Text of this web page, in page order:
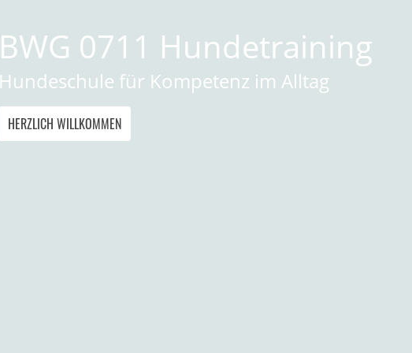
BWG 0711 Hundetraining
Hundeschule für Kompetenz im Alltag
HERZLICH WILLKOMMEN